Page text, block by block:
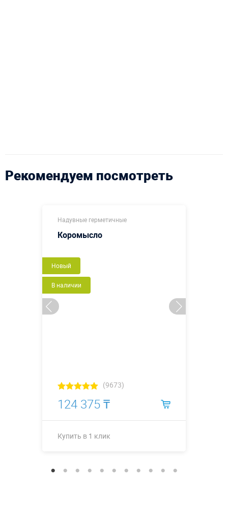
Рекомендуем посмотреть
Надувные герметичные
Коромысло
Новый
В наличии
(9673)
124 375 ₸
Купить в 1 клик